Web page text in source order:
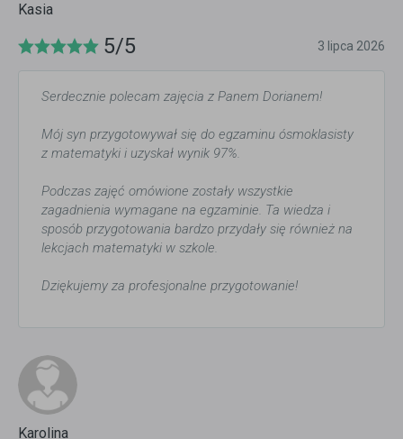
Kasia
5/5 3 lipca 2026
Serdecznie polecam zajęcia z Panem Dorianem!
Mój syn przygotowywał się do egzaminu ósmoklasisty
z matematyki i uzyskał wynik 97%.
Podczas zajęć omówione zostały wszystkie
zagadnienia wymagane na egzaminie. Ta wiedza i
sposób przygotowania bardzo przydały się również na
lekcjach matematyki w szkole.
Dziękujemy za profesjonalne przygotowanie!
Karolina